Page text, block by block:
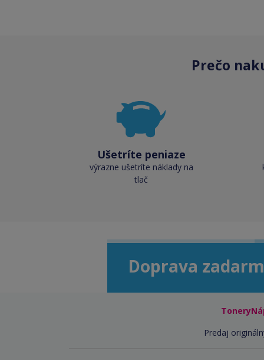
Prečo
Ušetríte peniaze
výrazne ušetríte náklady na
tlač
Doprava
Predaj